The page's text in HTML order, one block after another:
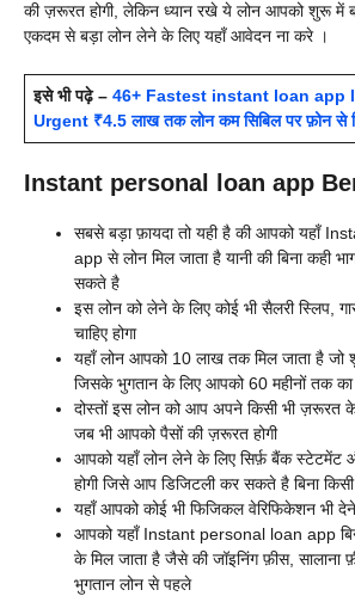
की ज़रूरत होगी, लेकिन ध्यान रखे ये लोन आपको शुरू में
एकदम से बड़ा लोन लेने के लिए यहाँ आवेदन ना करे ।
इसे भी पढ़े – 46+ Fastest instant loan app
Urgent ₹4.5 लाख तक लोन कम सिबिल पर फ़ोन से
Instant personal loan app
सबसे बड़ा फ़ायदा तो यही है की आपको यहाँ
app से लोन मिल जाता है यानी की बिना कही
सकते है
इस लोन को लेने के लिए कोई भी सैलरी स्लिप,
चाहिए होगा
यहाँ लोन आपको 10 लाख तक मिल जाता है
जिसके भुगतान के लिए आपको 60 महीनों तक का
दोस्तों इस लोन को आप अपने किसी भी ज़रूरत
जब भी आपको पैसों की ज़रूरत होगी
आपको यहाँ लोन लेने के लिए सिर्फ़ बैंक स्टेटमेंट
होगी जिसे आप डिजिटली कर सकते है बिना
यहाँ आपको कोई भी फिजिकल वेरिफिकेशन भी
आपको यहाँ Instant personal loan app
के मिल जाता है जैसे की जॉइनिंग फ़ीस, सालाना
भुगतान लोन से पहले